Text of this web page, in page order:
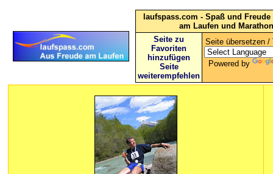
laufspass.com - Spaß und
am Laufen und Marathon
Seite zu
Favoriten
hinzufügen
Seite
weiterempfehlen
Seite übersetzen /
Powered by